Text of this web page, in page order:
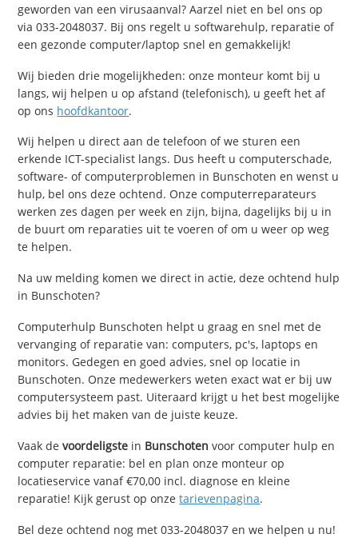
geworden van een virusaanval? Aarzel niet en bel ons op
via 033-2048037. Bij ons regelt u softwarehulp, reparatie of
een gezonde computer/laptop snel en gemakkelijk!
Wij bieden drie mogelijkheden: onze monteur komt bij u
langs, wij helpen u op afstand (telefonisch), u geeft het af
op ons hoofdkantoor.
Wij helpen u direct aan de telefoon of we sturen een
erkende ICT-specialist langs. Dus heeft u computerschade,
software- of computerproblemen in Bunschoten en wenst u
hulp, bel ons deze ochtend. Onze computerreparateurs
werken zes dagen per week en zijn, bijna, dagelijks bij u in
de buurt om reparaties uit te voeren of om u weer op weg
te helpen.
Na uw melding komen we direct in actie, deze ochtend hulp
in Bunschoten?
Computerhulp Bunschoten helpt u graag en snel met de
vervanging of reparatie van: computers, pc's, laptops en
monitors. Gedegen en goed advies, snel op locatie in
Bunschoten. Onze medewerkers weten exact wat er bij uw
computersysteem past. Uiteraard krijgt u het best mogelijke
advies bij het maken van de juiste keuze.
Vaak devoordeligste in Bunschoten voor computer hulp en
computer reparatie: bel en plan onze monteur op
locatieservice vanaf €70,00 incl. diagnose en kleine
reparatie! Kijk gerust op onzetarievenpagina.
Bel deze ochtend nog met 033-2048037 en we helpen u nu!